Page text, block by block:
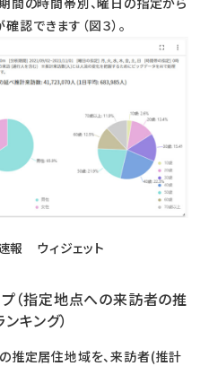
認できます（図３）。
報 ウィジェット​
プ（指定地点への来訪者の推
キング）
推定居住地域を、来訪者(推計